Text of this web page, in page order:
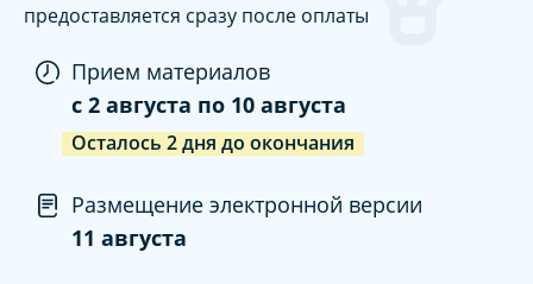
предоставляется сразу после оплаты
Прием материалов
c 2 августа по 10 августа
Осталось 2дня до окончания
Размещение электронной версии
11 августа